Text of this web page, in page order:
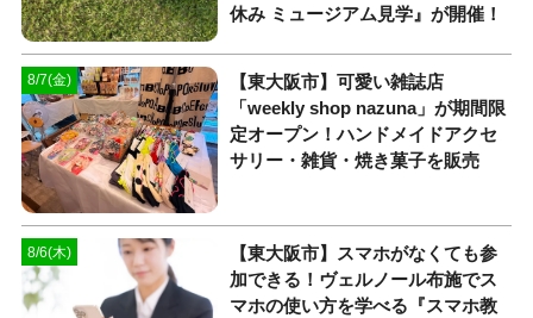
休み ミュージアム見学』が開催！
8/7(金)
【東大阪市】可愛い雑誌店
「weekly shop nazuna」が期間限
定オープン！ハンドメイドアクセ
サリー・雑貨・焼き菓子を販売
8/6(木)
【東大阪市】スマホがなくても参
加できる！ヴェルノール布施でス
マホの使い方を学べる『スマホ教